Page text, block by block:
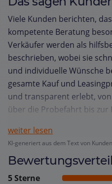
Viele Kunden berichten,
kompetente Beratung
Verkäufer werden als
beschrieben, wobei sie
und individuelle Wünsche
gesamte Kauf und
und transparent erlebt,
über die Probefahrt bis zur
Kommunikation und die
Preisverhandlungen. Auch
Ambiente im Autohaus und
Service Schalter
weiter lesen
KI-generiert aus dem Text von
5 Sterne